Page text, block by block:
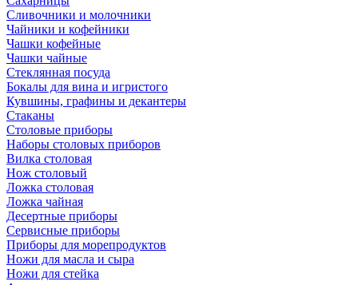
Сливочники и молочники
Чайники и кофейники
Чашки кофейные
Чашки чайные
Стеклянная посуда
Бокалы для вина и игристого
Кувшины, графины и декантеры
Стаканы
Столовые приборы
Наборы столовых приборов
Вилка столовая
Нож столовый
Ложка столовая
Ложка чайная
Десертные приборы
Сервисные приборы
Приборы для морепродуктов
Ножи для масла и сыра
Ножи для стейка